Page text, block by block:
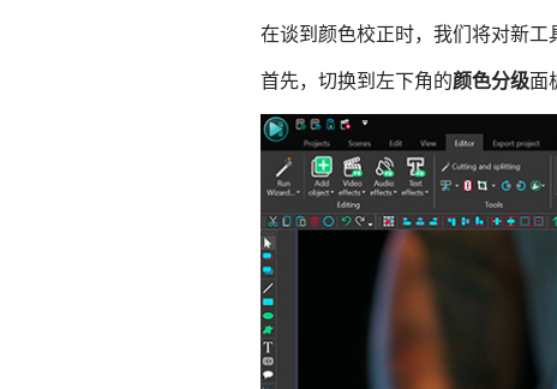
在谈到颜色校正时，我们将对新工
首先，切换到左下角的颜色分级面